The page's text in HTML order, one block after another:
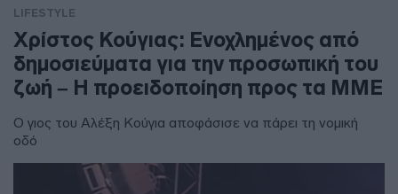
LIFESTYLE
Χρίστος Κούγιας: Ενοχλημένος από
δημοσιεύματα για την προσωπική του
ζωή – Η προειδοποίηση προς τα ΜΜΕ
Ο γιος του Αλέξη Κούγια αποφάσισε να πάρει τη νομική
οδό